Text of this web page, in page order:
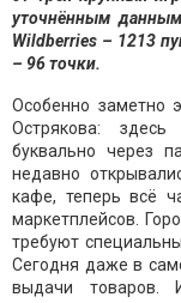
уточнённым
Wildberries – 1213
– 96 точки.
Особенно заметно
Острякова:
буквально через
недавно
кафе, теперь всё
маркетплейсов.
требуют
Сегодня даже в
выдачи товаров.